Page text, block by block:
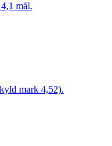
mål.
mark 4,52).